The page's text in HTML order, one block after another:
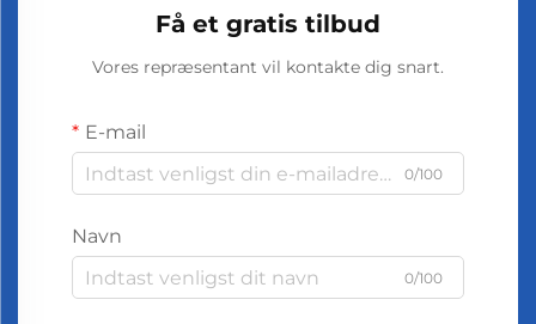
Få et gratis tilbud
Vores repræsentant vil kontakte dig snart.
E-mail
0/100
Navn
0/100